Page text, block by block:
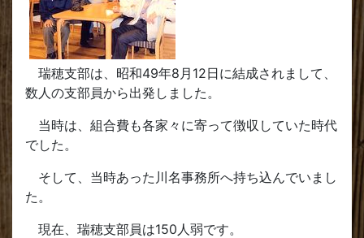
瑞穂支部は、昭和49年8月12日に結成されまして、
数人の支部員から出発しました。
当時は、組合費も各家々に寄って徴収していた時代
でした。
そして、当時あった川名事務所へ持ち込んでいまし
た。
現在、瑞穂支部員は150人弱です。